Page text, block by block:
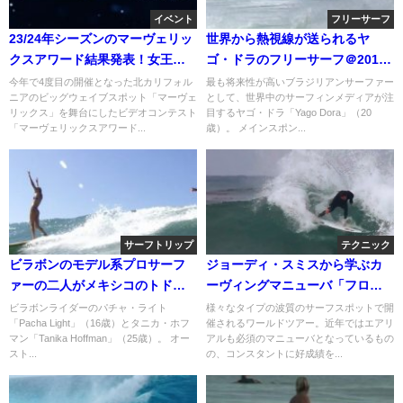
イベント
23/24年シーズンのマーヴェリッ
クスアワード結果発表！女王ビ
アンカが再び圧倒
今年で4度目の開催となった北カリフォル
ニアのビッグウェイブスポット「マーヴェ
リックス」を舞台にしたビデオコンテスト
「マーヴェリックスアワード...
フリーサーフ
世界から熱視線が送られるヤ
ゴ・ドラのフリーサーフ＠2016
年フランス
最も将来性が高いブラジリアンサーファー
として、世界中のサーフィンメディアが注
目するヤゴ・ドラ「Yago Dora」（20
歳）。 メインスポン...
サーフトリップ
ビラボンのモデル系プロサーフ
ァーの二人がメキシコのトド
ス・サントスへサーフトリップ
ビラボンライダーのパチャ・ライト
「Pacha Light」（16歳）とタニカ・ホフ
マン「Tanika Hoffman」（25歳）。 オー
スト...
テクニック
ジョーディ・スミスから学ぶカ
ーヴィングマニューバ「フロン
トサイドラップ」
様々なタイプの波質のサーフスポットで開
催されるワールドツアー。近年ではエアリ
アルも必須のマニューバとなっているもの
の、コンスタントに好成績を...